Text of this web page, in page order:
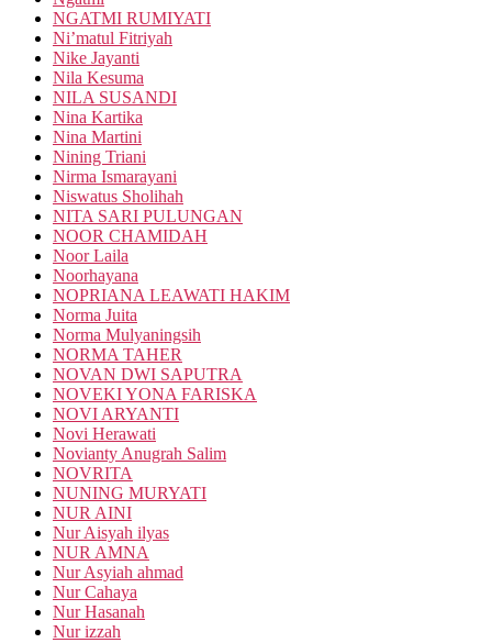
NGATMI RUMIYATI
Ni’matul Fitriyah
Nike Jayanti
Nila Kesuma
NILA SUSANDI
Nina Kartika
Nina Martini
Nining Triani
Nirma Ismarayani
Niswatus Sholihah
NITA SARI PULUNGAN
NOOR CHAMIDAH
Noor Laila
Noorhayana
NOPRIANA LEAWATI HAKIM
Norma Juita
Norma Mulyaningsih
NORMA TAHER
NOVAN DWI SAPUTRA
NOVEKI YONA FARISKA
NOVI ARYANTI
Novi Herawati
Novianty Anugrah Salim
NOVRITA
NUNING MURYATI
NUR AINI
Nur Aisyah ilyas
NUR AMNA
Nur Asyiah ahmad
Nur Cahaya
Nur Hasanah
Nur izzah